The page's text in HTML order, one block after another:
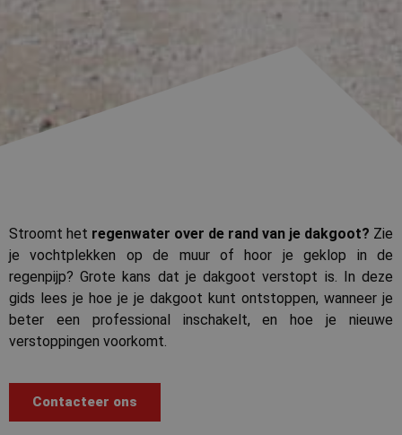
Stroomt het regenwater over de rand van je dakgoot? Zie
je vochtplekken op de muur of hoor je geklop in de
regenpijp? Grote kans dat je dakgoot verstopt is. In deze
gids lees je hoe je je dakgoot kunt ontstoppen, wanneer je
beter een professional inschakelt, en hoe je nieuwe
verstoppingen voorkomt.
Contacteer ons